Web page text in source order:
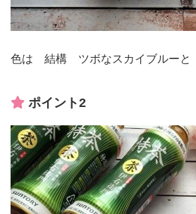
色は 結構 ツボなスカイブルーと
ポイント2